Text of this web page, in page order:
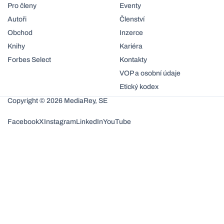
Pro členy
Autoři
Obchod
Knihy
Forbes Select
Eventy
Členství
Inzerce
Kariéra
Kontakty
VOP a osobní údaje
Etický kodex
Copyright © 2026 MediaRey, SE
FacebookXInstagramLinkedInYouTube